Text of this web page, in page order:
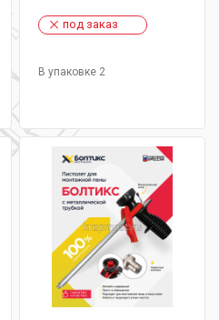
под заказ
В упаковке 2